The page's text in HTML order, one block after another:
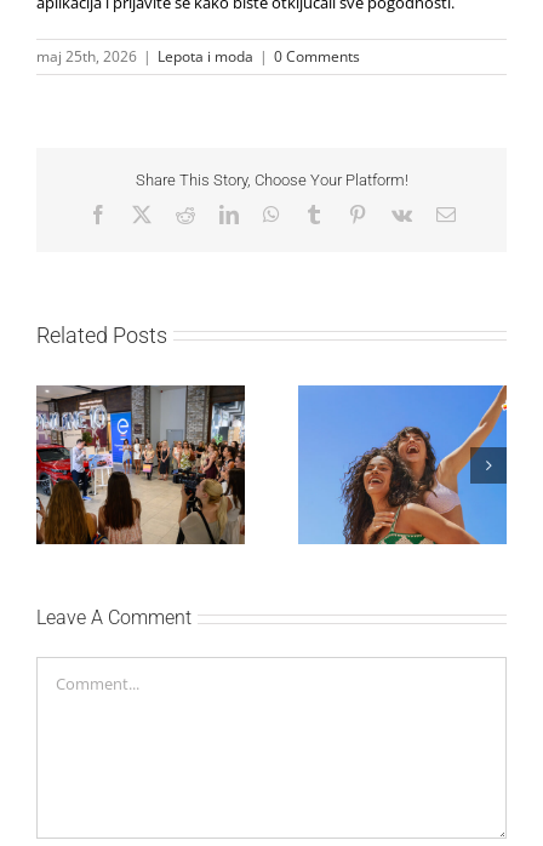
maj 25th, 2026 | Lepota i moda | 0 Comments
Share This Story, Choose Your Platform!
Facebook RedditLinkedInWhatsApp
Tumblr Pinterest
Vk Email
Related Posts
Lilly Drogerie proslavile
10. online rođendan,
uručile automobil
Citroën C3 i najavile
saradnju sa
šampionkom Andreom
Leto menja naše navike
– vreme je da
promenite i beauty
rutinu
Leave A Comment